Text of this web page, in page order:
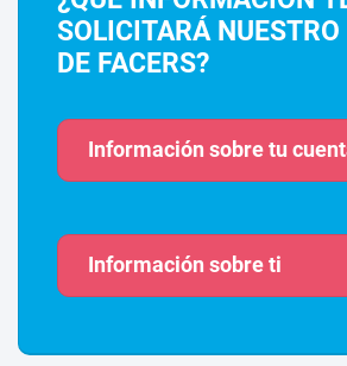
SOLICITARÁ NUESTRO
DE FACERS?
Información sobre tu
Información sobre ti